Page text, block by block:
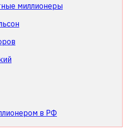
миллионеры
в РФ